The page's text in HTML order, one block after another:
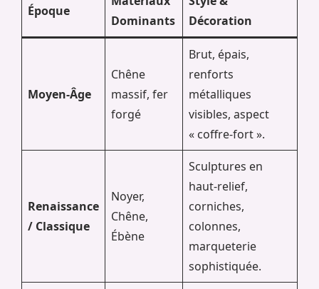
Époque
Dominants
Décoration
Moyen-Âge
Chêne
massif, fer
forgé
Brut, épais,
renforts
métalliques
visibles, aspect
« coffre-fort ».
Renaissance
/ Classique
Noyer,
Chêne,
Ébène
Sculptures en
haut-relief,
corniches,
colonnes,
marqueterie
sophistiquée.